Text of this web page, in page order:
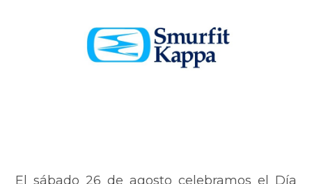
El sábado 26 de agosto celebramos el Día